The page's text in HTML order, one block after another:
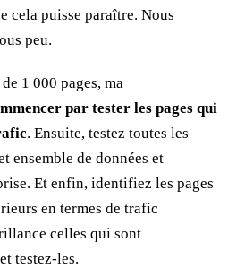
cela puisse paraître. Nous
peu.
1 000 pages, ma
par tester les pages qui
. Ensuite, testez toutes les
ensemble de données et
Et enfin, identifiez les pages
en termes de trafic
celles qui sont
testez-les.